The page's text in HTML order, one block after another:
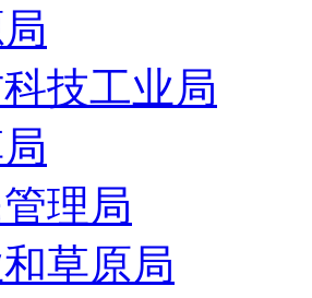
技工业局
理局
草原局